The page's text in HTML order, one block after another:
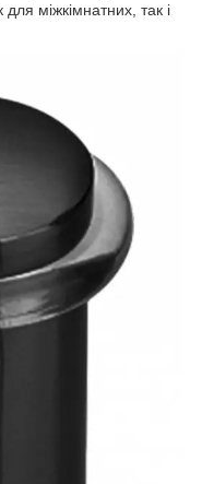
для міжкімнатних, так і